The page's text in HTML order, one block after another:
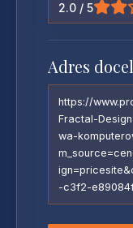
2.0 / 5
Adres
https://
Fractal-
wa-
-c3f2-